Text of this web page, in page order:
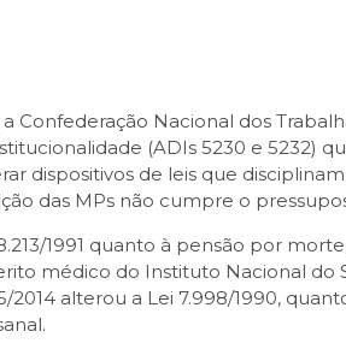
Confederação Nacional dos
(ADIs 5230 e 5232)
dispositivos de leis que
das MPs não cumpre o
1991 quanto à pensão por
médico do Instituto Nacional do
2014 alterou a Lei 7.998/1990,